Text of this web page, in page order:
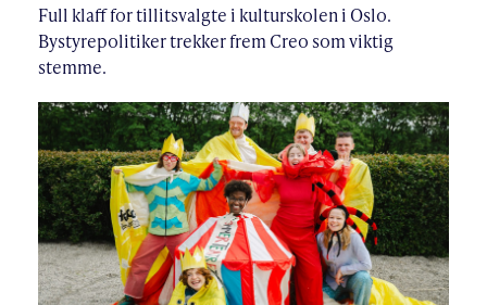
Full klaff for tillitsvalgte i kulturskolen i Oslo.
Bystyrepolitiker trekker frem Creo som viktig
stemme.